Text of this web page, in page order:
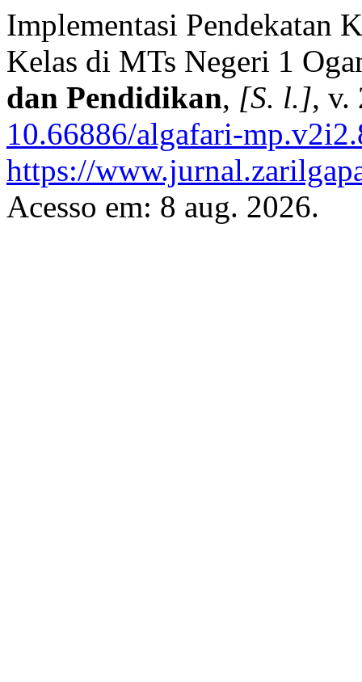
Implementasi Pendekatan
Kelas di MTs Negeri 1
dan Pendidikan, [S. l.], v.
10.66886/algafari-
https://
Acesso em: 8 aug. 2026.